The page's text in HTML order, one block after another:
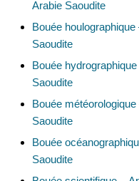
Arabie Saoudite
Bouée houlographique
Saoudite
Bouée
Saoudite
Bouée
Saoudite
Bouée
Saoudite